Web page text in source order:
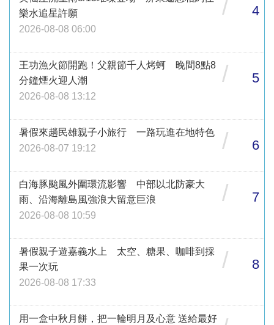
樂水追星許願
2026-08-08 06:00
/ 4
王功漁火節開跑！父親節千人烤蚵 晚間8點8
分鐘煙火迎人潮
2026-08-08 13:12
/ 5
暑假來趟民雄親子小旅行 一路玩進在地特色
2026-08-07 19:12
/ 6
白海豚颱風外圍環流影響 中部以北防豪大
雨、沿海離島風強浪大留意巨浪
2026-08-08 10:59
/ 7
暑假親子遊嘉義水上 太空、糖果、咖啡到採
果一次玩
2026-08-08 17:33
/ 8
用一盒中秋月餅，把一輪明月及心意 送給最好